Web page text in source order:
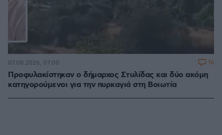
Προφυλακίστηκαν ο δήμαρχος Στυλίδας και δύο ακόμη
κατηγορούμενοι για την πυρκαγιά στη Βοιωτία
07.08.2026, 07:00 16